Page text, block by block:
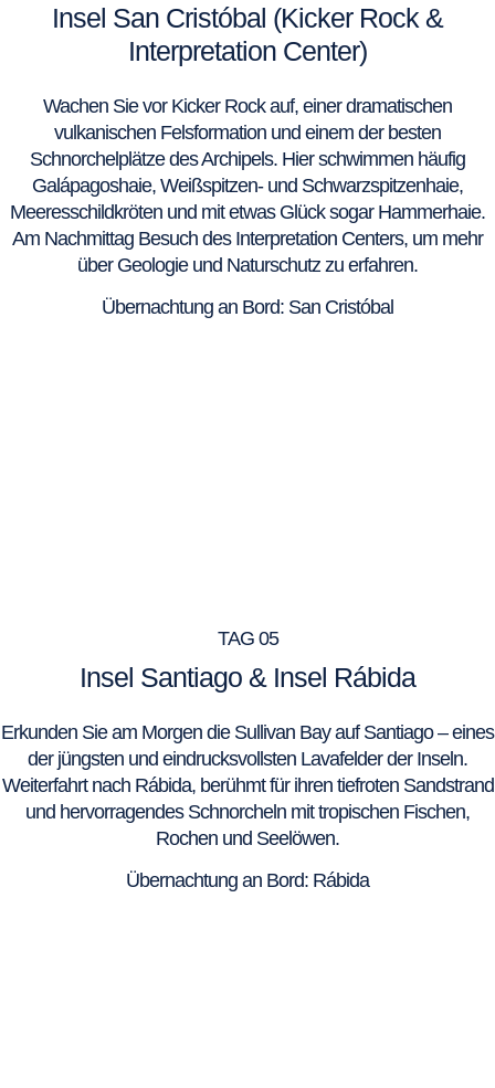
Insel San Cristóbal (Kicker Rock &
Interpretation Center)
Wachen Sie vor Kicker Rock auf, einer dramatischen
vulkanischen Felsformation und einem der besten
Schnorchelplätze des Archipels. Hier schwimmen häufig
Galápagoshaie, Weißspitzen- und Schwarzspitzenhaie,
Meeresschildkröten und mit etwas Glück sogar Hammerhaie.
Am Nachmittag Besuch des Interpretation Centers, um mehr
über Geologie und Naturschutz zu erfahren.
Übernachtung an Bord: San Cristóbal
TAG 05
Insel Santiago & Insel Rábida
Erkunden Sie am Morgen die Sullivan Bay auf Santiago – eines
der jüngsten und eindrucksvollsten Lavafelder der Inseln.
Weiterfahrt nach Rábida, berühmt für ihren tiefroten Sandstrand
und hervorragendes Schnorcheln mit tropischen Fischen,
Rochen und Seelöwen.
Übernachtung an Bord: Rábida